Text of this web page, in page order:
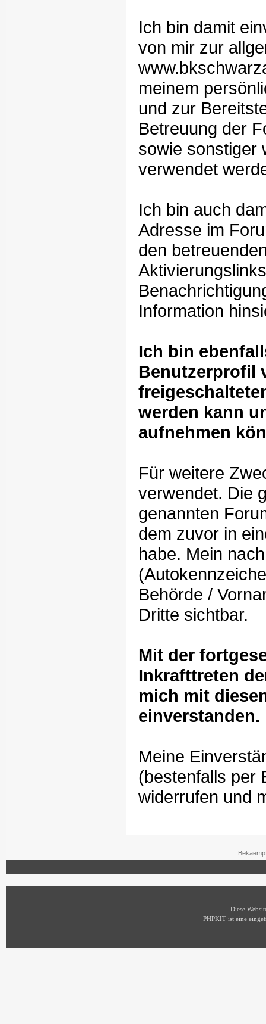
Ich bin damit
von mir zur
meinem
und zur
Betreuung der
sowie sonstiger
verwendet
Ich bin auch
Adresse im
den
Information
Ich bin
Benutzerprofil
werden kann
aufnehmen
Für weitere
verwendet. Die
genannten
dem zuvor in
habe. Mein
Behörde /
Dritte sichtbar.
Mit der
Inkrafttreten
mich mit
einverstanden.
Meine
(bestenfalls per
widerrufen und
Diese
PHPKIT ist eine